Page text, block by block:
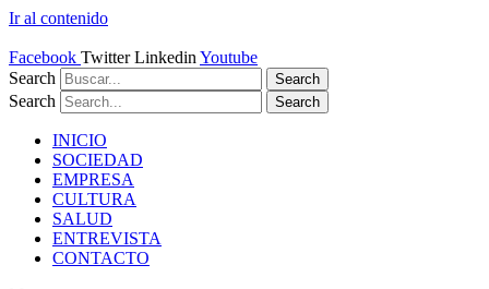
Ir al contenido
Facebook Twitter Linkedin Youtube
Search
Search
Search Search
INICIO
SOCIEDAD
EMPRESA
CULTURA
SALUD
ENTREVISTA
CONTACTO